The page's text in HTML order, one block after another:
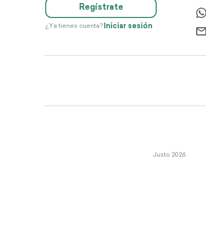
Regístrate
¿Ya tienes cuenta? Iniciar sesión
Justo 2026